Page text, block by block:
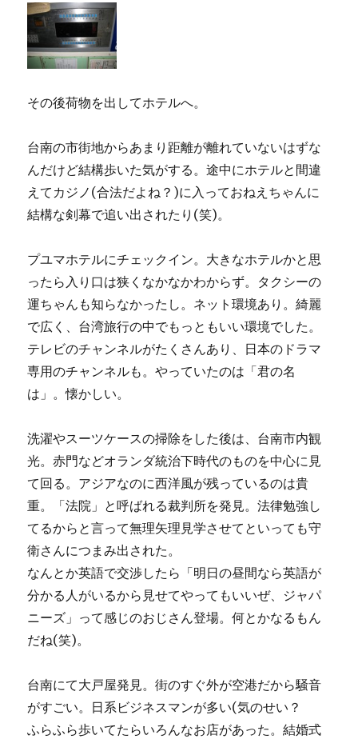
その後荷物を出してホテルへ。
台南の市街地からあまり距離が離れていないはずな
んだけど結構歩いた気がする。途中にホテルと間違
えてカジノ(合法だよね？)に入っておねえちゃんに
結構な剣幕で追い出されたり(笑)。
プユマホテルにチェックイン。大きなホテルかと思
ったら入り口は狭くなかなかわからず。タクシーの
運ちゃんも知らなかったし。ネット環境あり。綺麗
で広く、台湾旅行の中でもっともいい環境でした。
テレビのチャンネルがたくさんあり、日本のドラマ
専用のチャンネルも。やっていたのは「君の名
は」。懐かしい。
洗濯やスーツケースの掃除をした後は、台南市内観
光。赤門などオランダ統治下時代のものを中心に見
て回る。アジアなのに西洋風が残っているのは貴
重。「法院」と呼ばれる裁判所を発見。法律勉強し
てるからと言って無理矢理見学させてといっても守
衛さんにつまみ出された。
なんとか英語で交渉したら「明日の昼間なら英語が
分かる人がいるから見せてやってもいいぜ、ジャパ
ニーズ」って感じのおじさん登場。何とかなるもん
だね(笑)。
台南にて大戸屋発見。街のすぐ外が空港だから騒音
がすごい。日系ビジネスマンが多い(気のせい？
ふらふら歩いてたらいろんなお店があった。結婚式